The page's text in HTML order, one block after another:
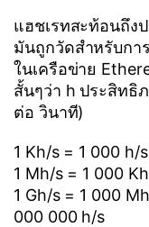
แฮชเรทสะท้อนถึง
มันถูกวัดสำหรับก
ในเครือข่าย
สั้นๆว่า h ประสิทธิ
ต่อ วินาที)
1 Kh/s = 1 000 h/s
1 Mh/s = 1 000
1 Gh/s = 1 000
000 000 h/s